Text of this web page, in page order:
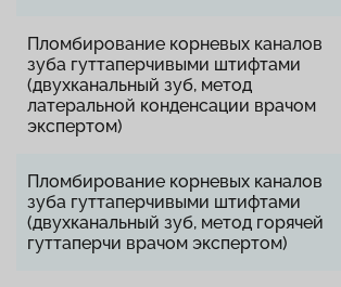
Пломбирование корневых каналов
зуба гуттаперчивыми штифтами
(двухканальный зуб, метод
латеральной конденсации врачом
экспертом)
Пломбирование корневых каналов
зуба гуттаперчивыми штифтами
(двухканальный зуб, метод горячей
гуттаперчи врачом экспертом)